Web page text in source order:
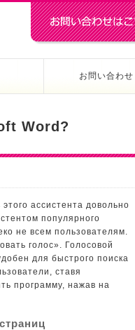
お問い合わせ
Word?
ассистента довольно
популярного
не всем пользователям.
голос». Голосовой
для быстрого поиска
ставя
программу, нажав на